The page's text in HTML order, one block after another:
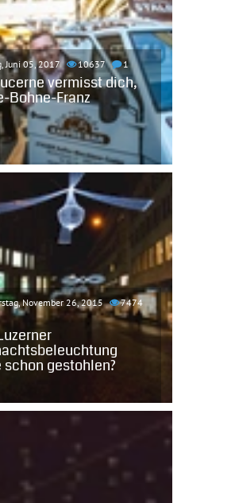
Juni 05, 2017 10637 1
vermisst dich,
Bohne-Franz
November 26, 2015
7474
gestohlen?